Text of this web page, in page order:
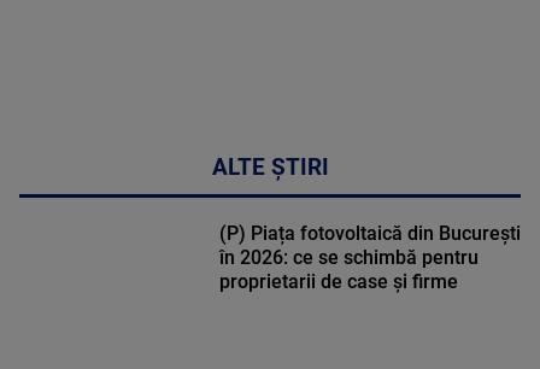
ALTE ȘTIRI
(P) Piața fotovoltaică din București
în 2026: ce se schimbă pentru
proprietarii de case și firme